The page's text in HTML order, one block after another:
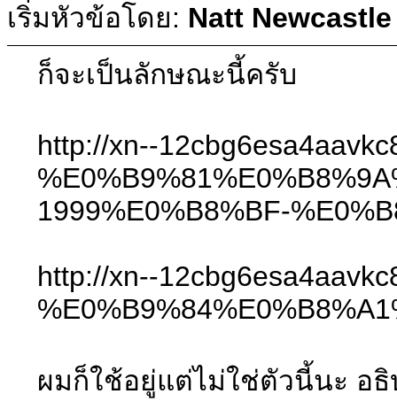
เริ่มหัวข้อโดย: Natt Newcastle
ก็จะเป็นลักษณะนี้ครับ
http://xn--
1999%E0%B8%BF-
http://xn--
ผมก็ใช้อยู่แต่ไม่ใช่ตัวนี้นะ อ